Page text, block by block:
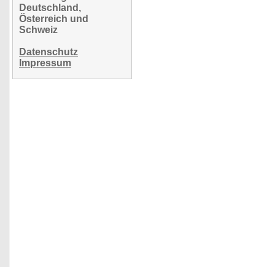
Deutschland,
Österreich und
Schweiz
Datenschutz
Impressum